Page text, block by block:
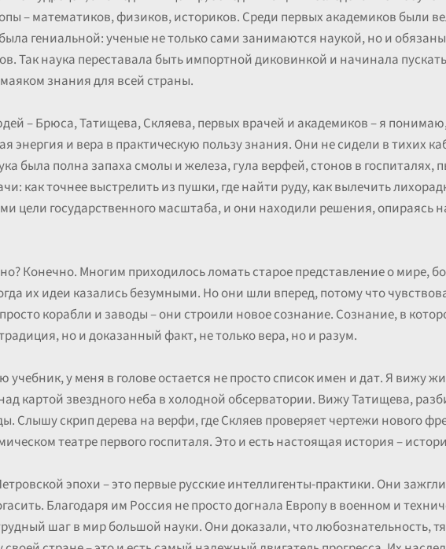
– математиков, физиков, историков. Среди первых академиков были
гениальной: ученые не только сами занимаются наукой, но и
Так наука переставала быть импортной диковинкой и начинала
знания для всей страны.
– Брюса, Татищева, Скляева, первых врачей и академиков – я
энергия и вера в практическую пользу знания. Они не сидели в тихих
была полна запаха смолы и железа, гула верфей, стонов в госпиталях,
как точнее выстрелить из пушки, где найти руду, как вылечить
цели государственного масштаба, и они находили решения, опираясь
Конечно. Многим приходилось ломать старое представление о мире,
их идеи казались безумными. Но они шли вперед, потому что
корабли и заводы – они строили новое сознание. Сознание, в
но и доказанный факт, не только вера, но и разум.
учебник, у меня в голове остается не просто список имен и дат. Я вижу
картой звездного неба в холодной обсерватории. Вижу Татищева,
Слышу скрип дерева на верфи, где Скляев проверяет чертежи нового
театре первого госпиталя. Это и есть настоящая история –
эпохи – это первые русские интеллигенты-практики. Они
Благодаря им Россия не просто догнала Европу в военном и
шаг в мир большой науки. Они доказали, что любознательность,